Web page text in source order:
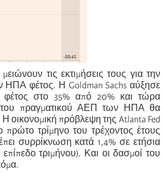
τις εκτιμήσεις τους για την
ΗΠΑ φέτος. Η Goldman Sachs αύξησε
φέτος στο 35% από 20% και τώρα
του πραγματικού ΑΕΠ των ΗΠΑ θα
οικονομική πρόβλεψη της Atlanta Fed
τρίμηνο του τρέχοντος έτους
συρρίκνωση κατά 1,4% σε ετήσια
τριμήνου). Και οι δασμοί του